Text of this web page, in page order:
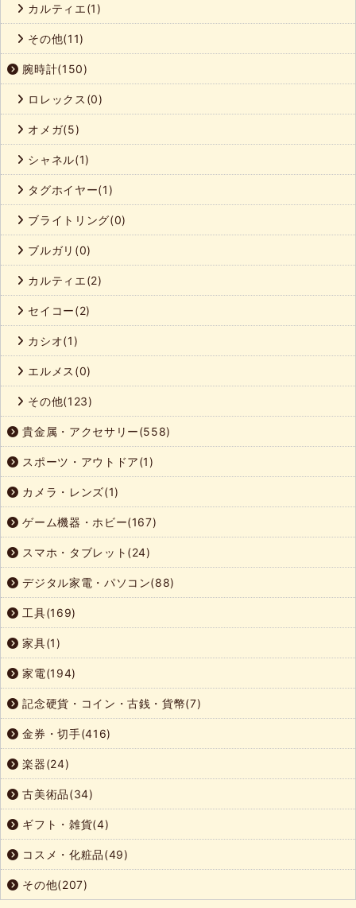
カルティエ(1)
その他(11)
腕時計(150)
ロレックス(0)
オメガ(5)
シャネル(1)
タグホイヤー(1)
ブライトリング(0)
ブルガリ(0)
カルティエ(2)
セイコー(2)
カシオ(1)
エルメス(0)
その他(123)
貴金属・アクセサリー(558)
スポーツ・アウトドア(1)
カメラ・レンズ(1)
ゲーム機器・ホビー(167)
スマホ・タブレット(24)
デジタル家電・パソコン(88)
工具(169)
家具(1)
家電(194)
記念硬貨・コイン・古銭・貨幣(7)
金券・切手(416)
楽器(24)
古美術品(34)
ギフト・雑貨(4)
コスメ・化粧品(49)
その他(207)